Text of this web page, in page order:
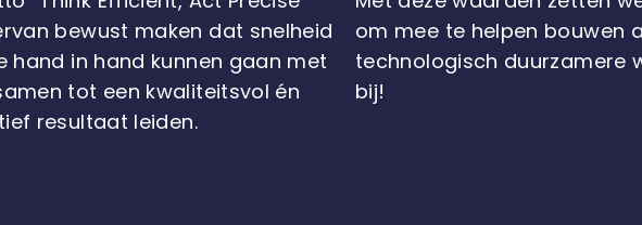
bewust maken dat snelheid
hand in hand kunnen gaan met
tot een kwaliteitsvol én
resultaat leiden.
om mee te helpen bouwen
technologisch duurzamere
bij!